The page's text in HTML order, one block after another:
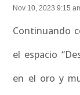
Nov 10, 2023 9:15
Continuando
el espacio
en el oro y